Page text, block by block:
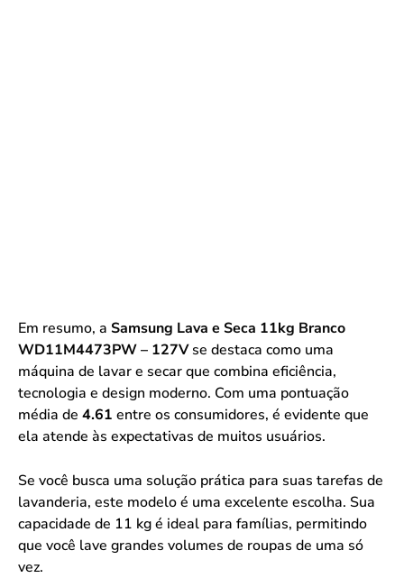
Em resumo, a Samsung Lava e Seca 11kg Branco
WD11M4473PW – 127Vse destaca como uma
máquina de lavar e secar que combina eficiência,
tecnologia e design moderno. Com uma pontuação
média de 4.61 entre os consumidores, é evidente que
ela atende às expectativas de muitos usuários.
Se você busca uma solução prática para suas tarefas de
lavanderia, este modelo é uma excelente escolha. Sua
capacidade de 11 kg é ideal para famílias, permitindo
que você lave grandes volumes de roupas de uma só
vez.